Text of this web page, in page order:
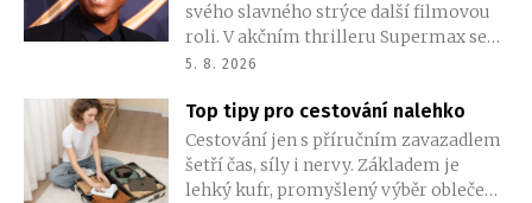
svého slavného strýce další filmovou
roli. V akčním thrilleru Supermax se
objeví společně s Willem Smithem a
postavě zatím tvůrci tají.
5. 8. 2026
Top tipy pro cestování nalehko
Cestování jen s příručním zavazadlem
šetří čas, síly i nervy. Základem je
lehký kufr, promyšlený výběr oblečení